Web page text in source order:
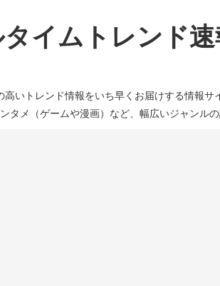
イムトレンド
いトレンド情報をいち早くお届けする情報
タメ（ゲームや漫画）など、幅広いジャンル